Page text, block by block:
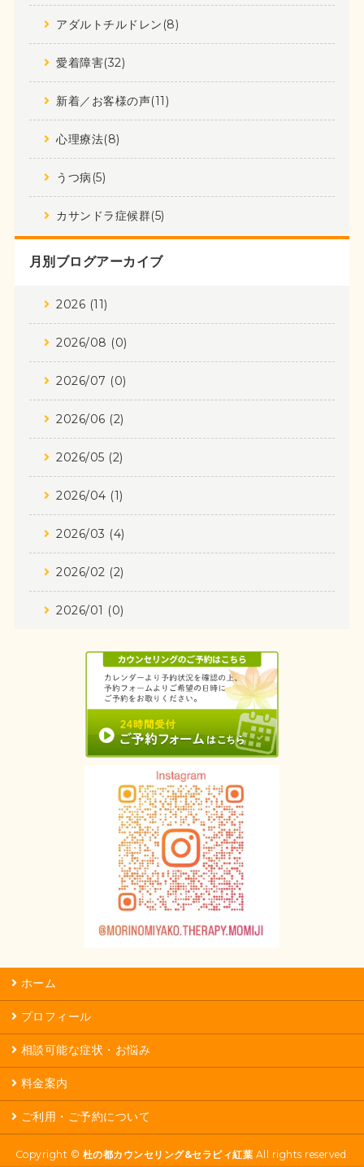
アダルトチルドレン(8)
愛着障害(32)
新着／お客様の声(11)
心理療法(8)
うつ病(5)
カサンドラ症候群(5)
月別ブログアーカイブ
2026 (11)
2026/08 (0)
2026/07 (0)
2026/06 (2)
2026/05 (2)
2026/04 (1)
2026/03 (4)
2026/02 (2)
2026/01 (0)
ホーム
プロフィール
相談可能な症状・お悩み
料金案内
ご利用・ご予約について
Copyright © 杜の都カウンセリング&セラピィ紅葉 All rights reserved.